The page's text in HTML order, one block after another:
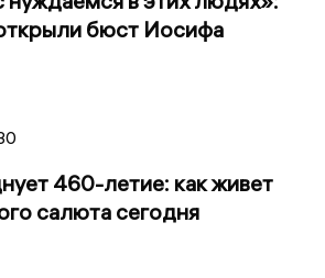
бюст Иосифа
460-летие: как живет
салюта сегодня